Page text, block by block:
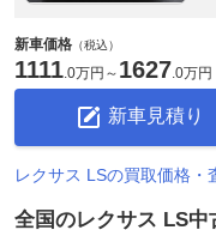
新車価格 （税込）
1111.0万円 ～ 1627.0万円
新車見積り
レクサス LSの買取価格・
全国のレクサス LS中